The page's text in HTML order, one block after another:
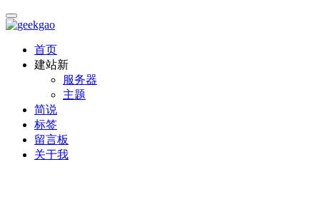
首页
建站新
服务器
主题
简说
标签
留言板
关于我